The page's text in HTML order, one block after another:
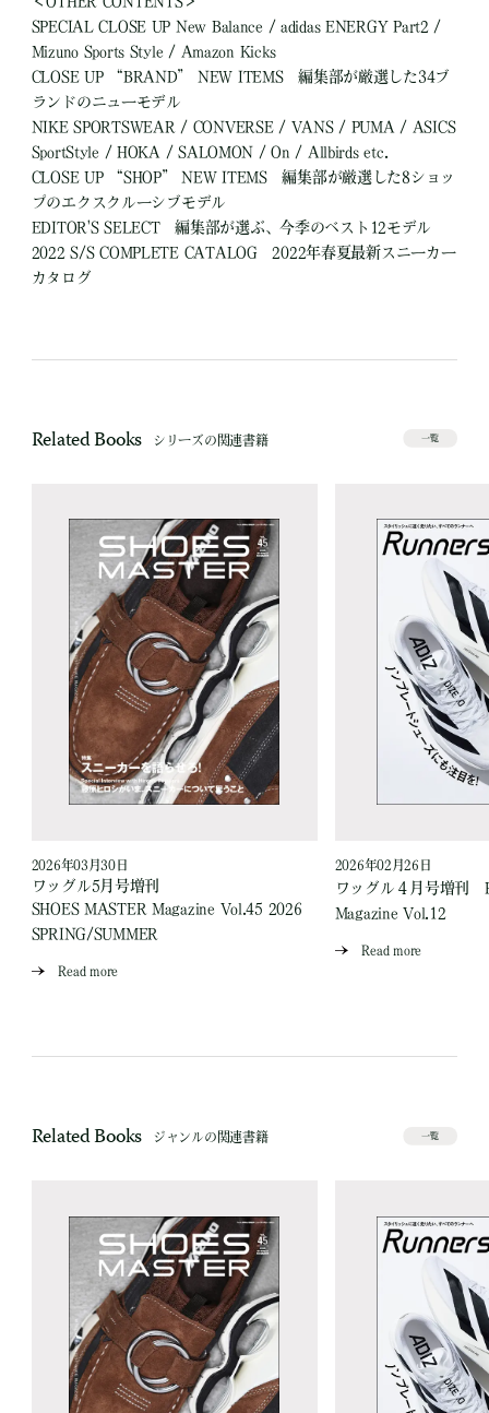
SPECIAL CLOSE UP New Balance / adidas ENERGY Part2 /
Mizuno Sports Style / Amazon Kicks
CLOSE UP “BRAND” NEW ITEMS 編集部が厳選した34ブ
ランドのニューモデル
NIKE SPORTSWEAR / CONVERSE / VANS / PUMA / ASICS
SportStyle / HOKA / SALOMON / On / Allbirds etc.
CLOSE UP “SHOP” NEW ITEMS 編集部が厳選した8ショッ
プのエクスクルーシブモデル
EDITOR'S SELECT 編集部が選ぶ、今季のベスト12モデル
2022 S/S COMPLETE CATALOG 2022年春夏最新スニーカー
カタログ
Related Books シリーズの関連書籍 一覧
2026年03月30日
ワッグル5月号増刊
SHOES MASTER Magazine Vol.45 2026
SPRING/SUMMER
Read more
2026年02月26日
ワッグル４月号増刊
Magazine Vol.12
Read more
Related Books ジャンルの関連書籍 一覧